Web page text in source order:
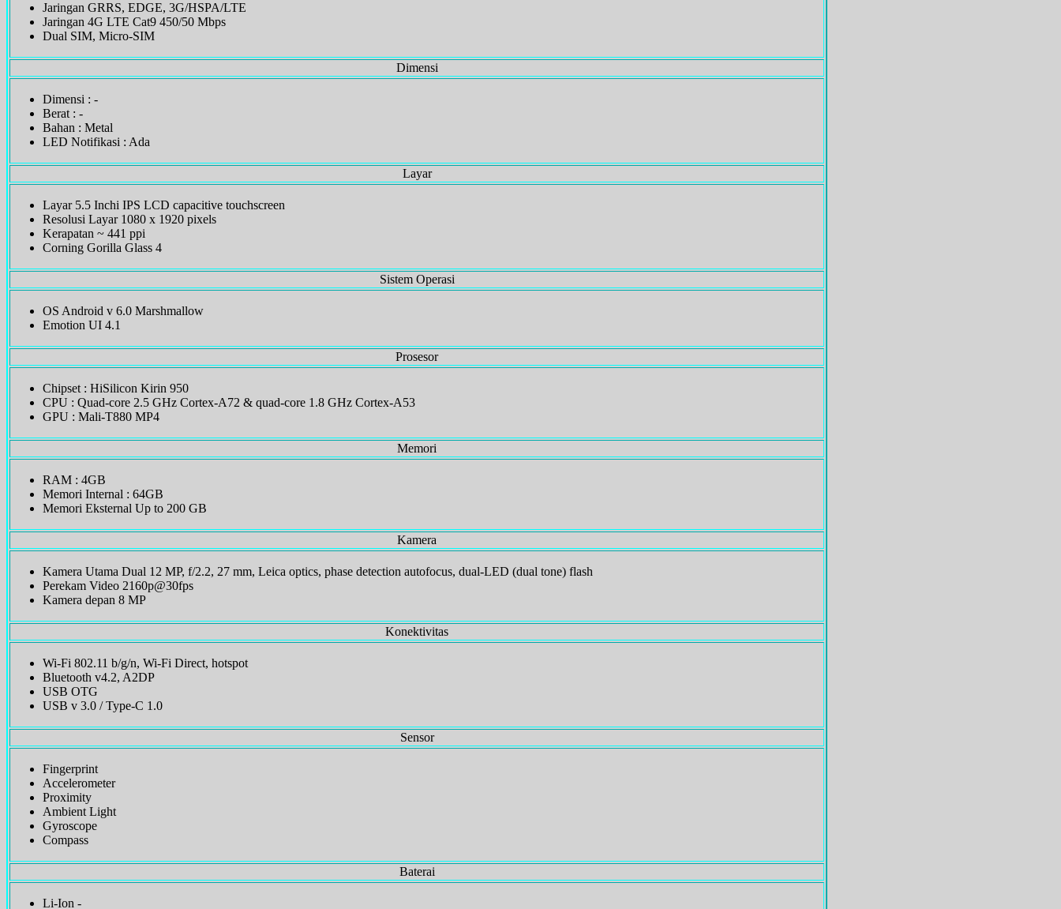
Jaringan GRRS, EDGE, 3G/HSPA/LTE
Jaringan 4G LTE Cat9 450/50 Mbps
Dual SIM, Micro-SIM
Dimensi
Dimensi : -
Berat : -
Bahan : Metal
LED Notifikasi : Ada
Layar
Layar 5.5 Inchi IPS LCD capacitive touchscreen
Resolusi Layar 1080 x 1920 pixels
Kerapatan ~ 441 ppi
Corning Gorilla Glass 4
Sistem Operasi
OS Android v 6.0 Marshmallow
Emotion UI 4.1
Prosesor
Chipset : HiSilicon Kirin 950
CPU : Quad-core 2.5 GHz Cortex-A72 & quad-core 1.8 GHz Cortex-A53
GPU : Mali-T880 MP4
Memori
RAM : 4GB
Memori Internal : 64GB
Memori Eksternal Up to 200 GB
Kamera
Kamera Utama Dual 12 MP, f/2.2, 27 mm, Leica optics, phase detection autofocus, dual-LED (dual tone) flash
Perekam Video 2160p@30fps
Kamera depan 8 MP
Konektivitas
Wi-Fi 802.11 b/g/n, Wi-Fi Direct, hotspot
Bluetooth v4.2, A2DP
USB OTG
USB v 3.0 / Type-C 1.0
Sensor
Fingerprint
Accelerometer
Proximity
Ambient Light
Gyroscope
Compass
Baterai
Li-Ion -